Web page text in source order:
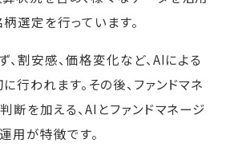
選定を行っています。
割安感、価格変化など、AIによる
われます。その後、ファンドマネ
断を加える、AIとファンドマネージ
用が特徴です。